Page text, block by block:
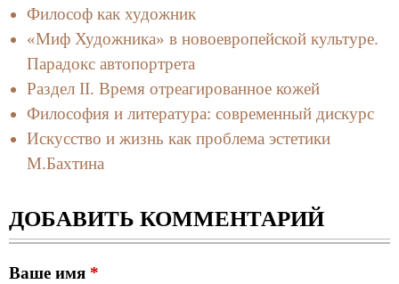
Философ как художник
«Миф Художника» в новоевропейской культуре.
Парадокс автопортрета
Раздел II. Время отреагированное кожей
Философия и литература: современный дискурс
Искусство и жизнь как проблема эстетики
М.Бахтина
ДОБАВИТЬ КОММЕНТАРИЙ
Ваше имя *